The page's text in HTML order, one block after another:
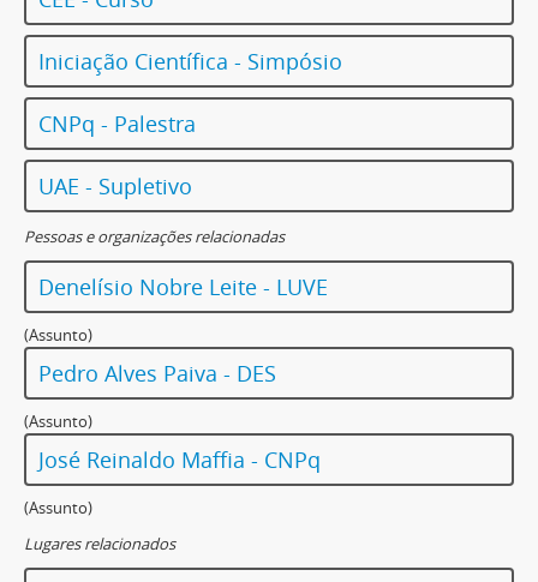
Iniciação Científica - Simpósio
CNPq - Palestra
UAE - Supletivo
Pessoas e organizações relacionadas
Denelísio Nobre Leite - LUVE
(Assunto)
Pedro Alves Paiva - DES
(Assunto)
José Reinaldo Maffia - CNPq
(Assunto)
Lugares relacionados